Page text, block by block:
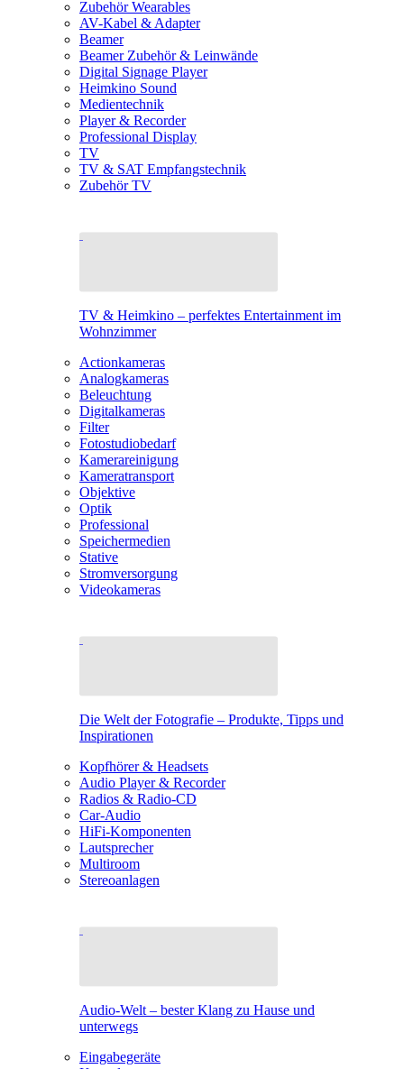
Zubehör Wearables
AV-Kabel & Adapter
Beamer
Beamer Zubehör & Leinwände
Digital Signage Player
Heimkino Sound
Medientechnik
Player & Recorder
Professional Display
TV
TV & SAT Empfangstechnik
Zubehör TV
TV & Heimkino – perfektes Entertainment im
Wohnzimmer
Actionkameras
Analogkameras
Beleuchtung
Digitalkameras
Filter
Fotostudiobedarf
Kamerareinigung
Kameratransport
Objektive
Optik
Professional
Speichermedien
Stative
Stromversorgung
Videokameras
Die Welt der Fotografie – Produkte, Tipps und
Inspirationen
Kopfhörer & Headsets
Audio Player & Recorder
Radios & Radio-CD
Car-Audio
HiFi-Komponenten
Lautsprecher
Multiroom
Stereoanlagen
Audio-Welt – bester Klang zu Hause und
unterwegs
Eingabegeräte